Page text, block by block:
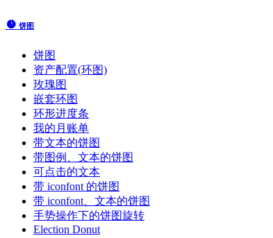
饼图
饼图
资产配置(环图)
玫瑰图
嵌套环图
环形进度条
我的月账单
带文本的饼图
带图例、文本的饼图
可点击的文本
带 iconfont 的饼图
带 iconfont、文本的饼图
手势操作下的饼图旋转
Election Donut